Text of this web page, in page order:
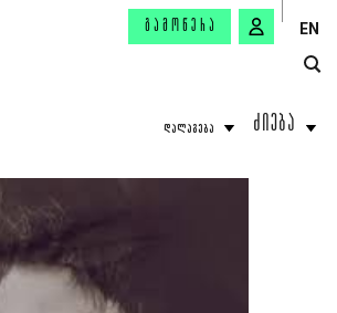
ᲒᲐᲛᲝᲬᲔᲠᲐ EN
ᲓᲐᲚᲐᲒᲔᲑᲐ ᲫᲘᲔᲑᲐ